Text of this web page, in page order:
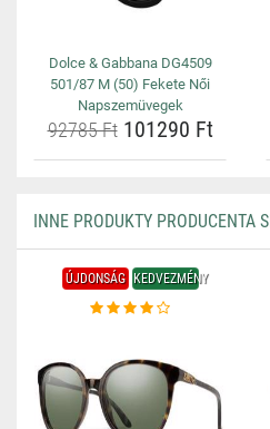
Dolce & Gabbana DG4509
501/87 M (50) Fekete Női
Napszemüvegek
92785 Ft101290 Ft
INNE PRODUKTY PRODUCENTA
ÚJDONSÁG KEDVEZMÉNY